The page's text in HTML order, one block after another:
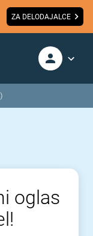
ZA DELODAJALCE
oglas